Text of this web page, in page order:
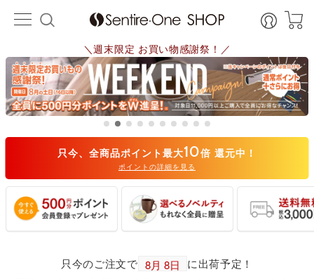
＼週末限定 お買い物感謝祭！／
只今、全商品ポイント最大10倍 還元中！
ポイントの詳細を見る
只今のご注文で に出荷予定！